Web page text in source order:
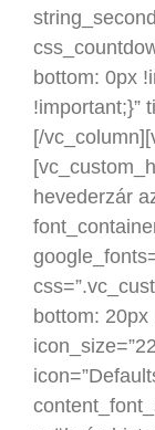
bottom: 0px
!important;}”
[/
hevederzár
bottom: 20px